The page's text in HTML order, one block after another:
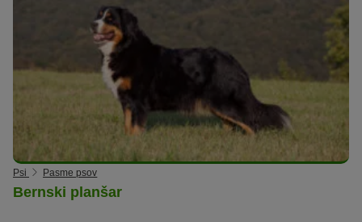
Psi Pasme psov
Bernski planšar